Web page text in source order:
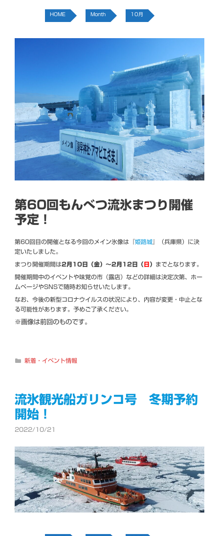
HOME Month 10月
第60回もんべつ流氷まつり開催
予定！
第60回目の開催となる今回のメイン氷像は『姫路城 』（兵庫県）に決
定いたしました。
まつり開催期間は2月10日（金）～2月12日（日） までとなります。
開催期間中のイベントや味覚の市（露店）などの詳細は決定次第、ホー
ムページやSNSで随時お知らせいたします。
なお、今後の新型コロナウイルスの状況により、内容が変更・中止とな
る可能性があります。予めご了承ください。
※画像は前回のものです。
カ
ー
新着・イベント情報
流氷観光船ガリンコ号 冬期予約
開始！
2022/10/21